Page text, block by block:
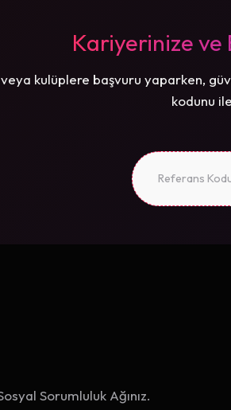
Kariyerinize ve
kulüplere başvuru yaparken,
kodunu
Referans
Sorumluluk Ağınız.